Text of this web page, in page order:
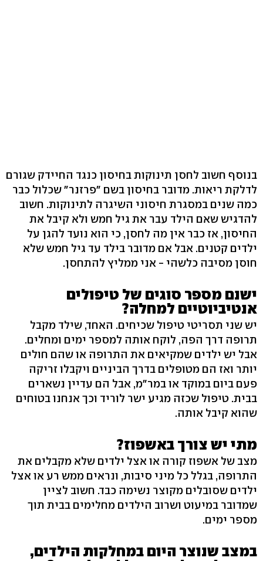
בנוסף חשוב לחסן תינוקות בחיסון כנגד החיידק שגורם
לדלקת ריאות. מדובר בחיסון בשם "פרזנר" שכלול כבר
כמה שנים במסגרת חיסוני השיגרה לתינוקות. חשוב
להדגיש שאם הילד עבר את גיל חמש ולא קיבל את
החיסון, אז כבר אין מה לחסן, כי הוא נועד להגן על
ילדים קטנים. אבל אם מדובר בילד עד גיל חמש שלא
חוסן מסיבה כלשהי - אני ממליץ להתחסן.
ישנם מספר סוגים של טיפולים
אנטיביוטיים למחלה?
יש שני תסריטי טיפול שכיחים. האחד, שילד מקבל
תרופה דרך הפה, לוקח אותה למספר ימים ומחלים.
אבל יש ילדים שמקיאים את התרופה או שהם חולים
יותר ואז הם מטופלים בדרך הביניים ויקבלו זריקה
פעם ביום במוקד או במר"מ, אבל הם עדיין נשארים
בבית. טיפול שכזה מגיע ישר לוריד וכך אנחנו בטוחים
שהוא קיבל אותה.
מתי יש צורך באשפוז?
מצב של אשפוז קורה או אצל ילדים שלא מקבלים את
התרופה, בגלל כל מיני סיבות, ונראים ממש רע או אצל
ילדים שסובלים מקוצר נשימה כבד. חשוב לציין
שמדובר במיעוט ושרוב הילדים מחלימים בבית תוך
מספר ימים.
במצב שנוצר היום במחלקות הילדים,